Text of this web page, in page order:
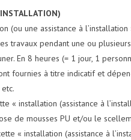
(ou une assistance à
travaux pendant une ou
En 8 heures (= 1 jour, 1
fournies à titre indicatif et
« installation (assistance à
de mousses PU et/ou le
« installation (assistance à